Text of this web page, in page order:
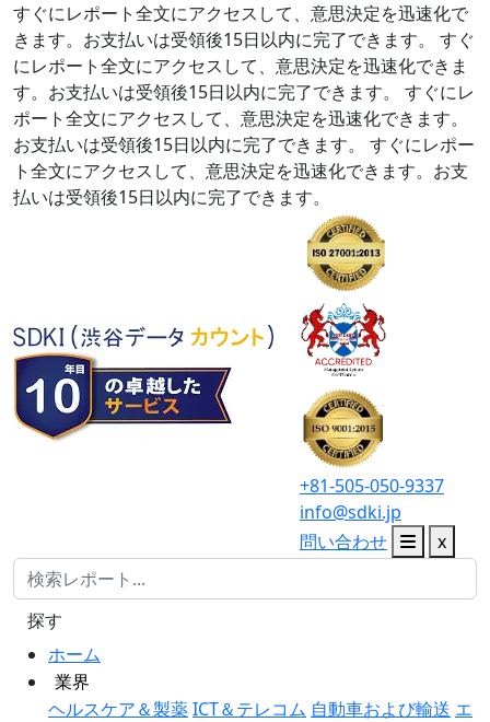
すぐにレポート全文にアクセスして、意思決定を迅速化で
きます。お支払いは受領後15日以内に完了できます。
すぐ
にレポート全文にアクセスして、意思決定を迅速化できま
す。お支払いは受領後15日以内に完了できます。
すぐにレ
ポート全文にアクセスして、意思決定を迅速化できます。
お支払いは受領後15日以内に完了できます。
すぐにレポー
ト全文にアクセスして、意思決定を迅速化できます。お支
払いは受領後15日以内に完了できます。
+81-505-050-9337
info@sdki.jp
問い合わせ
x
ホーム
業界
ヘルスケア＆製薬ICT＆テレコム 自動車および輸送 エ
探す